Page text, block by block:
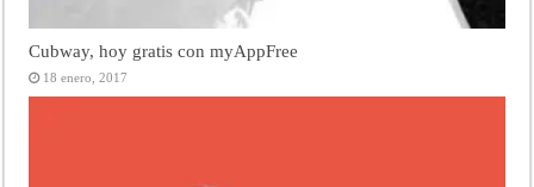
Cubway, hoy gratis con myAppFree
18 enero, 2017